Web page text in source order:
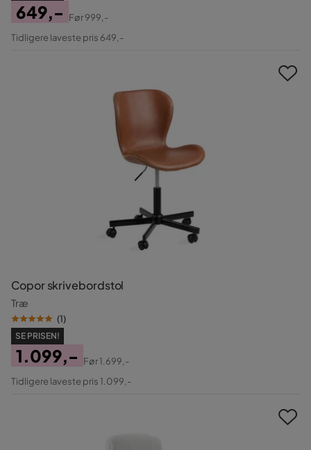
Pris
649,-
Original
Før999,-
Tidligere laveste pris 649,-
Copor skrivebordstol
Træ
(1)
SE PRISEN!
Pris
1.099,-
Original
Før1.699,-
Tidligere laveste pris 1.099,-